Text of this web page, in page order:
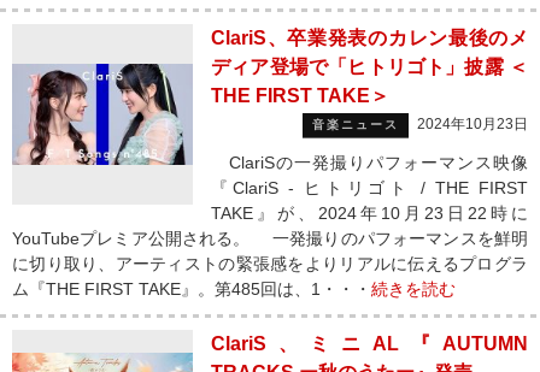
ClariS、卒業発表のカレン最後のメ
ディア登場で「ヒトリゴト」披露 ＜
THE FIRST TAKE＞
音楽ニュース 2024年10月23日
ClariSの一発撮りパフォーマンス映像
『ClariS - ヒトリゴト / THE FIRST
TAKE』が、2024年10月23日22時に
YouTubeプレミア公開される。 一発撮りのパフォーマンスを鮮明
に切り取り、アーティストの緊張感をよりリアルに伝えるプログラ
ム『THE FIRST TAKE』。第485回は、1・・・ 続きを読む
ClariS、ミニAL『AUTUMN